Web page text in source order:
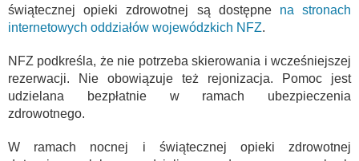
świątecznej opieki zdrowotnej są dostępne na stronach
internetowych oddziałów wojewódzkich NFZ.
NFZ podkreśla, że nie potrzeba skierowania i wcześniejszej
rezerwacji. Nie obowiązuje też rejonizacja. Pomoc jest
udzielana bezpłatnie w ramach ubezpieczenia
zdrowotnego.
W ramach nocnej i świątecznej opieki zdrowotnej